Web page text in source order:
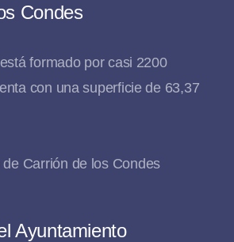
Condes
formado por casi 2200
con una superficie de 63,37
Ayuntamiento